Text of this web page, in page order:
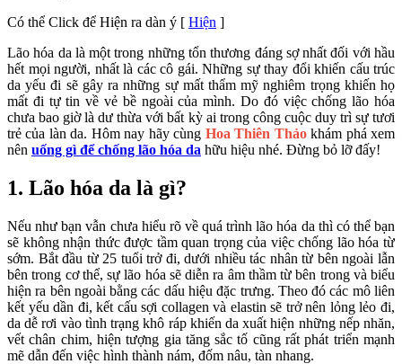
Có thể Click để Hiện ra dàn ý [ Hiện ]
Lão hóa da là một trong những tổn thương đáng sợ nhất đối với hầu
hết mọi người, nhất là các cô gái. Những sự thay đổi khiến cấu trúc
da yếu đi sẽ gây ra những sự mất thẩm mỹ nghiêm trọng khiến họ
mất đi tự tin về vẻ bề ngoài của mình. Do đó việc chống lão hóa
chưa bao giờ là dư thừa với bất kỳ ai trong công cuộc duy trì sự tươi
trẻ của làn da. Hôm nay hãy cùng Hoa Thiên Thảokhám phá xem
nên uống gì để chống lão hóa da hữu hiệu nhé. Đừng bỏ lỡ đấy!
1. Lão hóa da là gì?
Nếu như bạn vẫn chưa hiểu rõ về quá trình lão hóa da thì có thể bạn
sẽ không nhận thức được tầm quan trọng của việc chống lão hóa từ
sớm. Bắt đầu từ 25 tuổi trở đi, dưới nhiều tác nhân từ bên ngoài lẫn
bên trong cơ thể, sự lão hóa sẽ diễn ra âm thầm từ bên trong và biểu
hiện ra bên ngoài bằng các dấu hiệu đặc trưng. Theo đó các mô liên
kết yếu dần đi, kết cấu sợi collagen và elastin sẽ trở nên lỏng lẻo đi,
da dễ rơi vào tình trạng khô ráp khiến da xuất hiện những nếp nhăn,
vết chân chim, hiện tượng gia tăng sắc tố cũng rất phát triển mạnh
mẽ dẫn đến việc hình thành nám, đốm nâu, tàn nhang.